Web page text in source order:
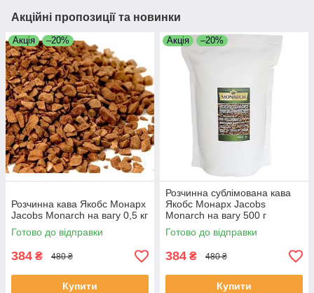
Акційні пропозиції та новинки
Акція –20%
Розчинна кава Якобс Монарх
Jacobs Monarch на вагу 0,5 кг
Готово до відправки
384 ₴ 480 ₴
Купити
Акція –20%
Розчинна сублімована кава
Якобс Монарх Jacobs
Monarch на вагу 500 г
Готово до відправки
384 ₴ 480 ₴
Купити